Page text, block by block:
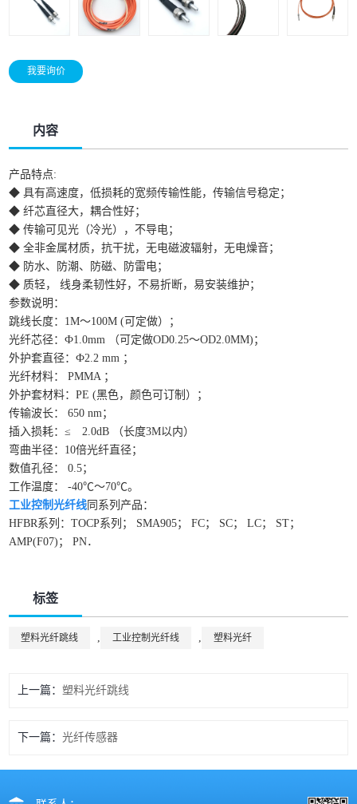
我要询价
内容
产品特点:
◆ 具有高速度，低损耗的宽频传输性能，传输信号稳定；
◆ 纤芯直径大，耦合性好；
◆ 传输可见光（冷光），不导电；
◆ 全非金属材质，抗干扰，无电磁波辐射，无电燥音；
◆ 防水、防潮、防磁、防雷电；
◆ 质轻， 线身柔韧性好，不易折断，易安装维护；
参数说明：
跳线长度：1M～100M (可定做）；
光纤芯径：Ф1.0mm （可定做OD0.25～OD2.0MM)；
外护套直径：Ф2.2 mm ；
光纤材料： PMMA ；
外护套材料：PE (黑色，颜色可订制）；
传输波长： 650 nm；
插入损耗：≤ 2.0dB （长度3M以内）
弯曲半径：10倍光纤直径；
数值孔径： 0.5；
工作温度： -40℃～70℃。
工业控制光纤线 同系列产品：
HFBR系列：TOCP系列； SMA905； FC； SC； LC； ST；
AMP(F07)； PN．
标签
塑料光纤跳线 工业控制光纤线 塑料光纤
上一篇 塑料光纤跳线
下一篇 光纤传感器